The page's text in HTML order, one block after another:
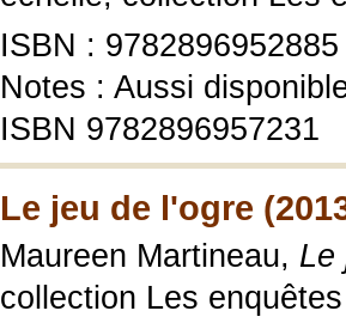
ISBN : 9782896952885
Notes : Aussi
ISBN 9782896957231
Le jeu de l'ogre
Maureen Martineau, Le
collection Les